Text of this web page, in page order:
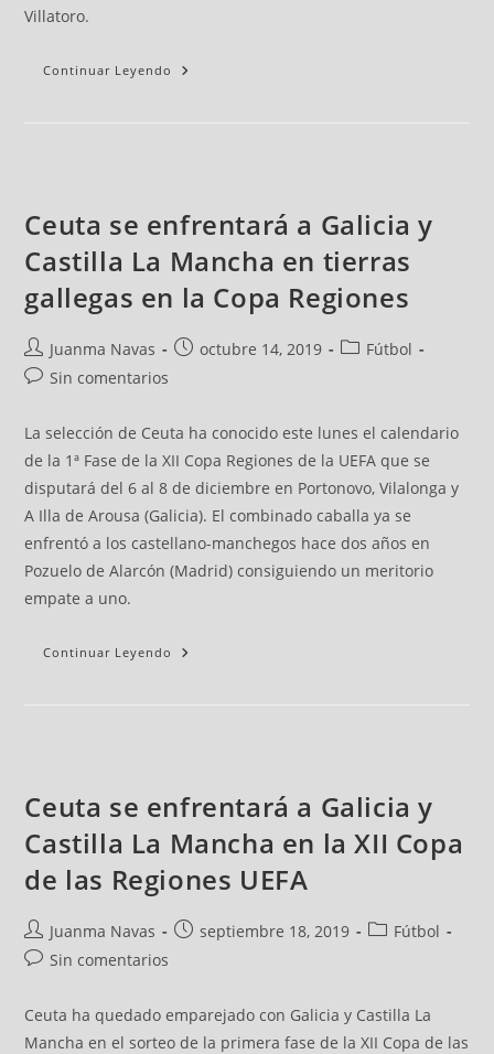
Villatoro.
Continuar Leyendo
Ceuta se enfrentará a Galicia y
Castilla La Mancha en tierras
gallegas en la Copa Regiones
Juanma Navas octubre 14, 2019
Fútbol
Sin comentarios
La selección de Ceuta ha conocido este lunes el calendario
de la 1ª Fase de la XII Copa Regiones de la UEFA que se
disputará del 6 al 8 de diciembre en Portonovo, Vilalonga y
A Illa de Arousa (Galicia). El combinado caballa ya se
enfrentó a los castellano-manchegos hace dos años en
Pozuelo de Alarcón (Madrid) consiguiendo un meritorio
empate a uno.
Continuar Leyendo
Ceuta se enfrentará a Galicia y
Castilla La Mancha en la XII Copa
de las Regiones UEFA
Juanma Navas septiembre 18, 2019
Fútbol
Sin comentarios
Ceuta ha quedado emparejado con Galicia y Castilla La
Mancha en el sorteo de la primera fase de la XII Copa de las